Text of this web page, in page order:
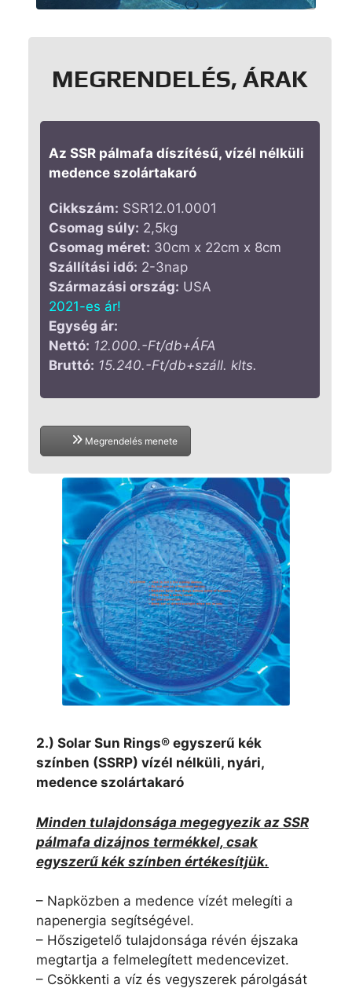
MEGRENDELÉS, ÁRAK
Az SSR pálmafa díszítésű, vízél nélküli
medence szolártakaró
Cikkszám: SSR12.01.0001
Csomag súly: 2,5kg
Csomag méret: 30cm x 22cm x 8cm
Szállítási idő: 2-3nap
Származási ország: USA
2021-es ár!
Egység ár:
Nettó: 12.000.-Ft/db+ÁFA
Bruttó: 15.240.-Ft/db+száll. klts.
Megrendelés menete
2.) Solar Sun Rings® egyszerű kék
színben (SSRP) vízél nélküli, nyári,
medence szolártakaró
Minden tulajdonsága megegyezik az SSR
pálmafa dizájnos termékkel, csak
egyszerű kék színben értékesítjük.
– Napközben a medence vízét melegíti a
napenergia segítségével.
– Hőszigetelő tulajdonsága révén éjszaka
megtartja a felmelegített medencevizet.
– Csökkenti a víz és vegyszerek párolgását